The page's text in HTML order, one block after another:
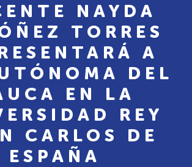
NAYDA
TORRES
A
DEL
EN LA
REY
CARLOS DE
ESPAÑA